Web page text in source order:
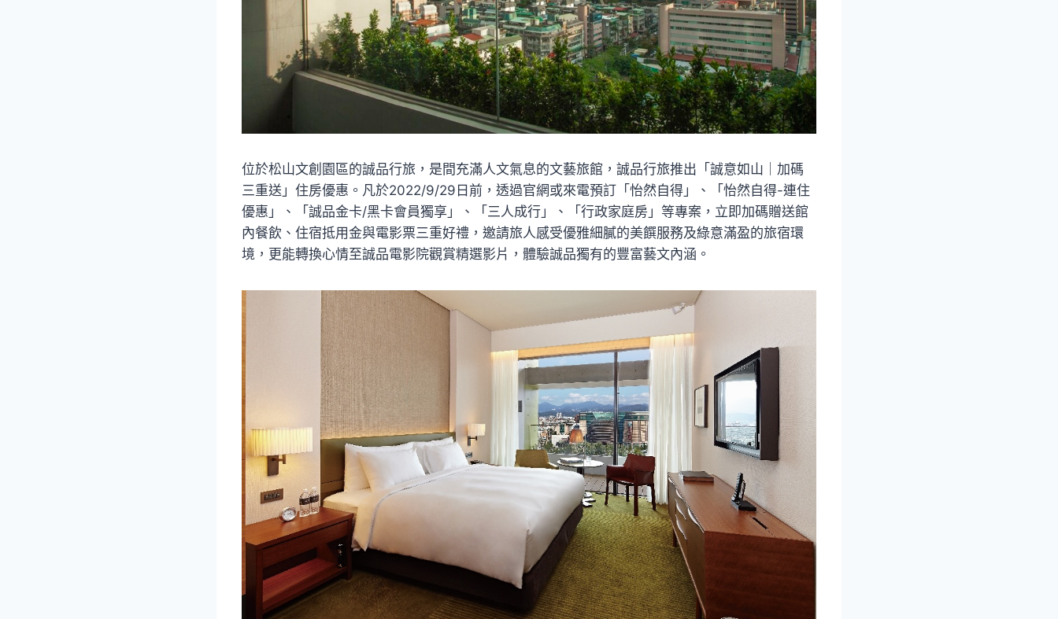
位於松山文創園區的誠品行旅，是間充滿人文氣息的文藝旅館，誠品行旅推出「誠意如山｜加碼
三重送」住房優惠。凡於2022/9/29日前，透過官網或來電預訂「怡然自得」、「怡然自得-連住
優惠」、「誠品金卡/黑卡會員獨享」、「三人成行」、「行政家庭房」等專案，立即加碼贈送館
內餐飲、住宿抵用金與電影票三重好禮，邀請旅人感受優雅細膩的美饌服務及綠意滿盈的旅宿環
境，更能轉換心情至誠品電影院觀賞精選影片，體驗誠品獨有的豐富藝文內涵。